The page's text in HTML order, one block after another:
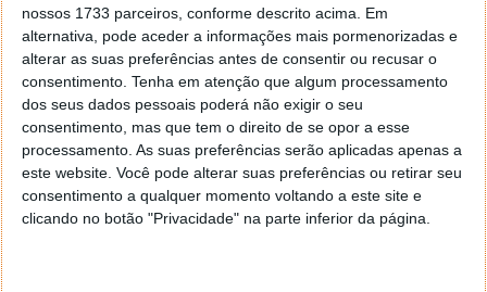
nossos 1733 parceiros, conforme descrito acima. Em
alternativa, pode aceder a informações mais pormenorizadas e
alterar as suas preferências antes de consentir ou recusar o
consentimento. Tenha em atenção que algum processamento
dos seus dados pessoais poderá não exigir o seu
consentimento, mas que tem o direito de se opor a esse
processamento. As suas preferências serão aplicadas apenas a
este website. Você pode alterar suas preferências ou retirar seu
consentimento a qualquer momento voltando a este site e
clicando no botão "Privacidade" na parte inferior da página.